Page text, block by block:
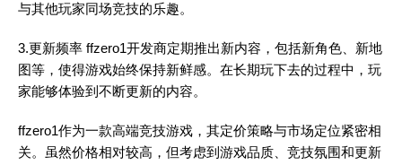
与其他玩家同场竞技的乐趣。
3.更新频率 ffzero1开发商定期推出新内容，包括新角色、新地
图等，使得游戏始终保持新鲜感。在长期玩下去的过程中，玩
家能够体验到不断更新的内容。
ffzero1作为一款高端竞技游戏，其定价策略与市场定位紧密相
关。虽然价格相对较高，但考虑到游戏品质、竞技氛围和更新